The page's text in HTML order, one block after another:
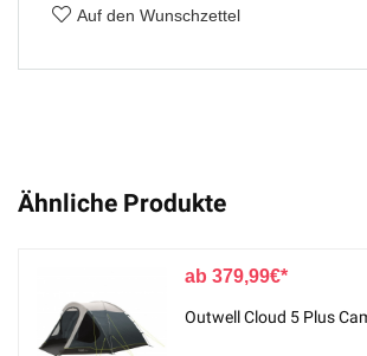
Auf den Wunschzettel
Ähnliche Produkte
379,99€
Outwell Cloud 5 Plus